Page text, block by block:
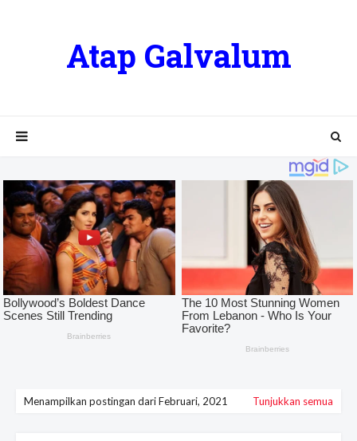
Atap Galvalum
Menampilkan postingan dari Februari, 2021 Tunjukkan semua